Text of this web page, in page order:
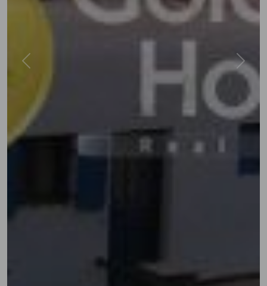
Previous Next